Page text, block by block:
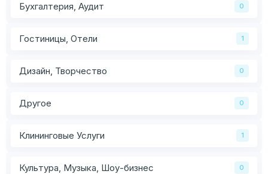
Бухгалтерия, Аудит 0
Гостиницы, Отели 1
Дизайн, Творчество 0
Другое 0
Клининговые Услуги 1
Культура, Музыка, Шоу-бизнес 0